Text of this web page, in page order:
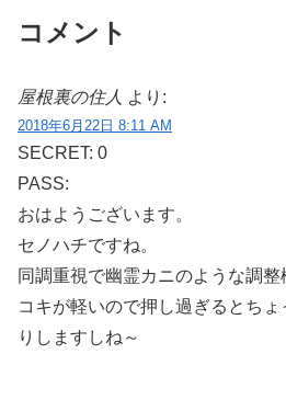
コメント
屋根裏の住人 より:
2018年6月22日 8:11 AM
SECRET: 0
PASS:
おはようございます。
セノハチですね。
同調重視で幽霊カニのような調整
コキが軽いので押し過ぎるとち
りしますしね～